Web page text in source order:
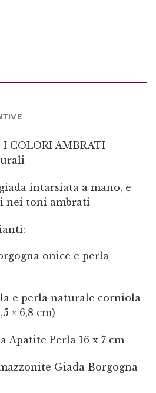
COLORI AMBRATI
intarsiata a mano, e
nei toni ambrati
onice e perla
e perla naturale corniola
× 6,8 cm)
Apatite Perla 16 x 7 cm
Giada Borgogna